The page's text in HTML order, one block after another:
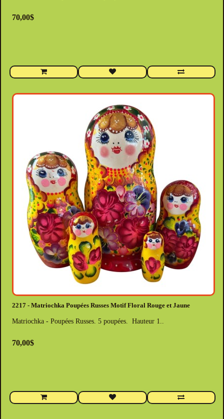
70,00$
2217 - Matriochka Poupées Russes Motif Floral Rouge et Jaune
Matriochka - Poupées Russes. 5 poupées. Hauteur 1..
70,00$